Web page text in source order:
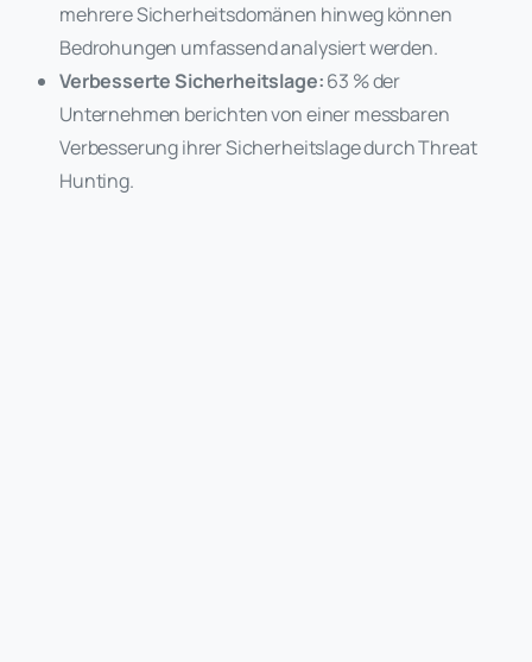
mehrere Sicherheitsdomänen hinweg können
Bedrohungen umfassend analysiert werden.
Verbesserte Sicherheitslage:63 % der
Unternehmen berichten von einer messbaren
Verbesserung ihrer Sicherheitslage durch Threat
Hunting.